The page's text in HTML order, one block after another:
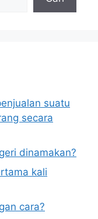
suatu
secara
dinamakan?
kali
cara?